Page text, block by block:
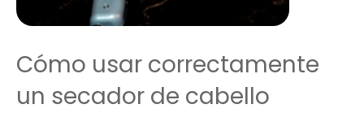
Cómo usar correctamente
un secador de cabello